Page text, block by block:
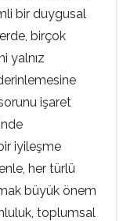
bir duygusal
birçok
yalnız
işaret
iyileşme
her türlü
büyük önem
toplumsal